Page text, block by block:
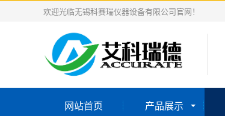
欢迎光临无锡科赛瑞仪器设备有限公司官网！
网站首页 产品展示